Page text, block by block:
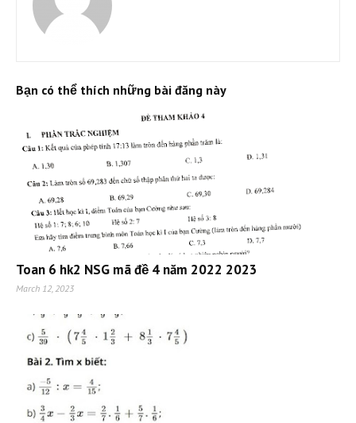
Bạn có thể thích những bài đăng này
Toan 6 hk2 NSG mã đề 4 năm 2022 2023
March 12, 2023